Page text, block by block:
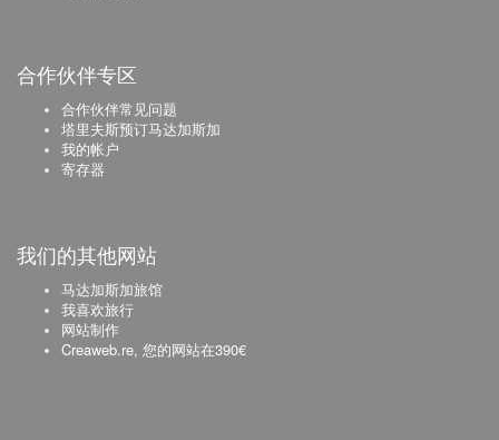
合作伙伴专区
合作伙伴常见问题
塔里夫斯预订马达加斯加
我的帐户
寄存器
我们的其他网站
马达加斯加旅馆
我喜欢旅行
网站制作
Creaweb.re, 您的网站在390€